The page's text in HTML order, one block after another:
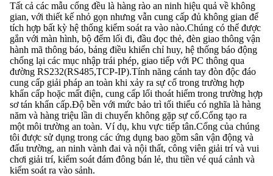
Tất cả các mẫu cổng đều là hàng rào an ninh hiệu quả về không
gian, với thiết kế nhỏ gọn nhưng vẫn cung cấp đủ không gian để
tích hợp bất kỳ hệ thống kiểm soát ra vào nào.Chúng có thể được
gắn với màn hình, bộ đếm lối đi, đầu đọc thẻ, đèn giao thông vận
hành mã thông báo, bảng điều khiển chỉ huy, hệ thống báo động
chống lại các mục nhập trái phép, giao tiếp với PC thông qua
đường RS232(RS485,TCP-IP).Tính năng cánh tay đòn độc đáo
cung cấp giải pháp an toàn khi xảy ra sự cố trong trường hợp
khẩn cấp hoặc mất điện, cung cấp lối thoát hiểm trong trường hợp
sơ tán khẩn cấp.Độ bền với mức bảo trì tối thiểu có nghĩa là hàng
năm và hàng triệu lần di chuyển không gặp sự cố.Cổng tạo ra
một môi trường an toàn. Ví dụ, khu vực tiếp tân.Cổng của chúng
tôi được sử dụng trong các ứng dụng bao gồm sân vận động và
đấu trường, an ninh vành đai và nội thất, công viên giải trí và vui
chơi giải trí, kiểm soát đám đông bán lẻ, thu tiền vé quá cảnh và
kiểm soát ra vào sảnh.